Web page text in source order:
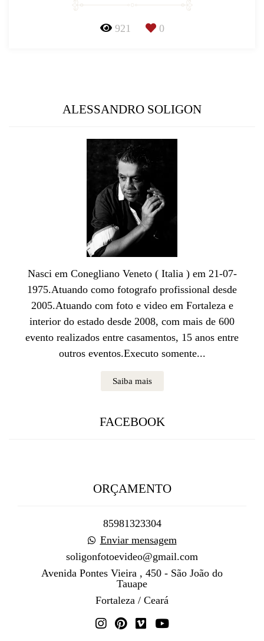
921 0
ALESSANDRO SOLIGON
Nasci em Conegliano Veneto ( Italia ) em 21-07-
1975.Atuando como fotografo profissional desde
2005.Atuando com foto e video em Fortaleza e
interior do estado desde 2008, com mais de 600
evento realizados entre casamentos, 15 anos entre
outros eventos.Executo somente...
Saiba mais
FACEBOOK
ORÇAMENTO
85981323304
Enviar mensagem
soligonfotoevideo@gmail.com
Avenida Pontes Vieira , 450 - São João do
Tauape
Fortaleza / Ceará